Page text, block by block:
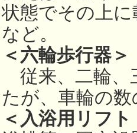
状態でその上
など。
＜六輪歩行器＞
従来、二輪、
たが、車輪の
＜入浴用リフ